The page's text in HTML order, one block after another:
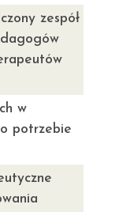
zespół
w
potrzebie